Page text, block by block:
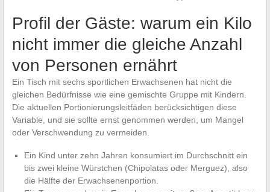
Profil der Gäste: warum ein Kilo
nicht immer die gleiche Anzahl
von Personen ernährt
Ein Tisch mit sechs sportlichen Erwachsenen hat nicht die
gleichen Bedürfnisse wie eine gemischte Gruppe mit Kindern.
Die aktuellen Portionierungsleitfäden berücksichtigen diese
Variable, und sie sollte ernst genommen werden, um Mangel
oder Verschwendung zu vermeiden.
Ein Kind unter zehn Jahren konsumiert im Durchschnitt ein
bis zwei kleine Würstchen (Chipolatas oder Merguez), also
die Hälfte der Erwachsenenportion.